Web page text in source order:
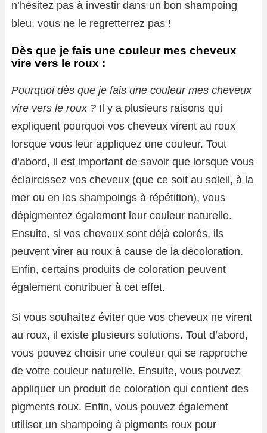
n’hésitez pas à investir dans un bon shampoing
bleu, vous ne le regretterrez pas !
Dès que je fais une couleur mes cheveux
vire vers le roux :
Pourquoi dès que je fais une couleur mes cheveux
vire vers le roux ? Il y a plusieurs raisons qui
expliquent pourquoi vos cheveux virent au roux
lorsque vous leur appliquez une couleur. Tout
d’abord, il est important de savoir que lorsque vous
éclaircissez vos cheveux (que ce soit au soleil, à la
mer ou en les shampoings à répétition), vous
dépigmentez également leur couleur naturelle.
Ensuite, si vos cheveux sont déjà colorés, ils
peuvent virer au roux à cause de la décoloration.
Enfin, certains produits de coloration peuvent
également contribuer à cet effet.
Si vous souhaitez éviter que vos cheveux ne virent
au roux, il existe plusieurs solutions. Tout d’abord,
vous pouvez choisir une couleur qui se rapproche
de votre couleur naturelle. Ensuite, vous pouvez
appliquer un produit de coloration qui contient des
pigments roux. Enfin, vous pouvez également
utiliser un shampoing à pigments roux pour